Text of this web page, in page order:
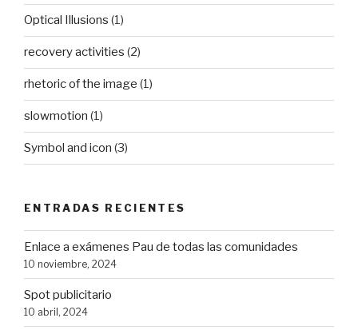
Optical Illusions (1)
recovery activities (2)
rhetoric of the image (1)
slowmotion (1)
Symbol and icon (3)
ENTRADAS RECIENTES
Enlace a exámenes Pau de todas las comunidades
10 noviembre, 2024
Spot publicitario
10 abril, 2024